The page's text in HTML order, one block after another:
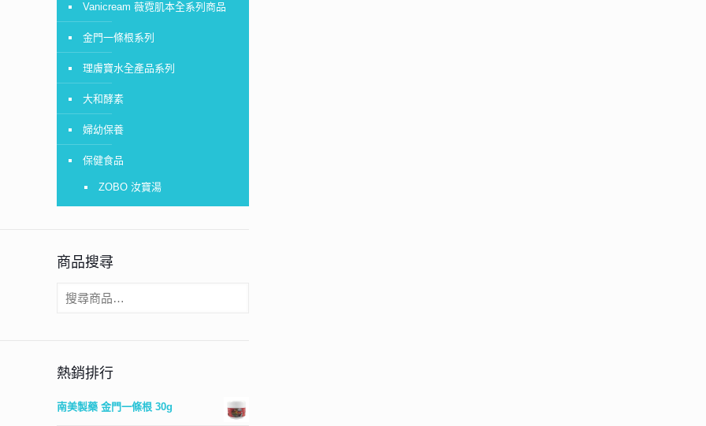
Vanicream 薇霓肌本全系列商品
金門一條根系列
理膚寶水全產品系列
大和酵素
婦幼保養
保健食品
ZOBO 汝寶湯
商品搜尋
熱銷排行
南美製藥 金門一條根 30g